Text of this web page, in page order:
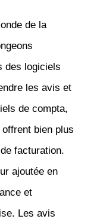
de la
des logiciels
les avis et
de compta,
bien plus
facturation.
ajoutée en
et
Les avis